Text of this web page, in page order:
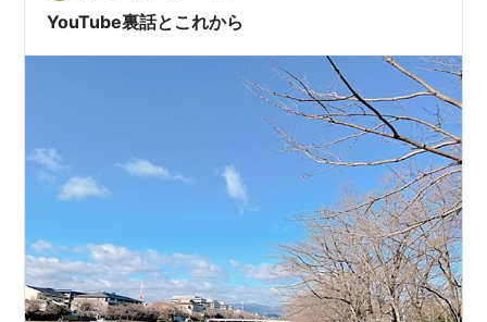
YouTube裏話とこれから